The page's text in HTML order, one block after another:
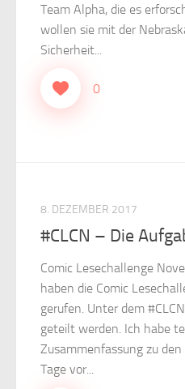
Team Alpha, die es
wollen sie mit der
Sicherheit...
0
8. DEZEMBER 2017
#CLCN – Die
Comic Lesechallenge
haben die Comic
gerufen. Unter dem
geteilt werden. Ich habe
Zusammenfassung zu
Tage vor...